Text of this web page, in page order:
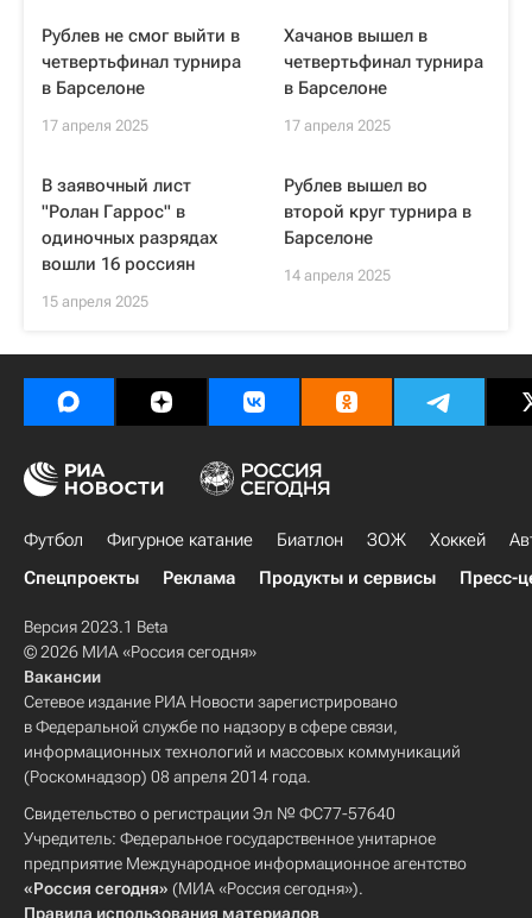
Рублев не смог выйти в
четвертьфинал турнира
в Барселоне
17 апреля 2025
Хачанов вышел в
четвертьфинал турнира
в Барселоне
17 апреля 2025
В заявочный лист
"Ролан Гаррос" в
одиночных разрядах
вошли 16 россиян
15 апреля 2025
Рублев вышел во
второй круг турнира в
Барселоне
14 апреля 2025
Футбол Фигурное катание Биатлон ЗОЖ Хоккей
Спецпроекты
Реклама Продукты и сервисы Пресс-
Версия 2023.1 Beta
© 2026 МИА «Россия сегодня»
Вакансии
Сетевое издание РИА Новости зарегистрировано
в Федеральной службе по надзору в сфере связи,
информационных технологий и массовых коммуникаций
(Роскомнадзор) 08 апреля 2014 года.
Свидетельство о регистрации Эл № ФС77-57640
Учредитель: Федеральное государственное унитарное
предприятие Международное информационное агентство
«Россия сегодня» (МИА «Россия сегодня»).
Правила использования материалов